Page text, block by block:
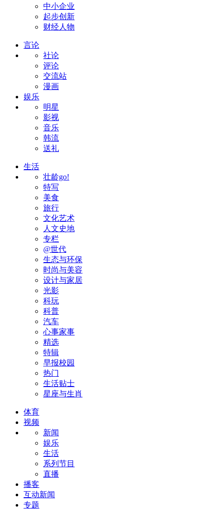
中小企业
起步创新
财经人物
言论
社论
评论
交流站
漫画
娱乐
明星
影视
音乐
韩流
送礼
生活
壮龄go!
特写
美食
旅行
文化艺术
人文史地
专栏
@世代
生态与环保
时尚与美容
设计与家居
光影
科玩
科普
汽车
心事家事
精选
特辑
早报校园
热门
生活贴士
星座与生肖
体育
视频
新闻
娱乐
生活
系列节目
直播
播客
互动新闻
专题